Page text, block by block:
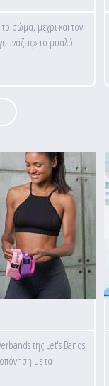
σώμα, μέχρι και τον
το μυαλό.
της Let's Bands,
με τα